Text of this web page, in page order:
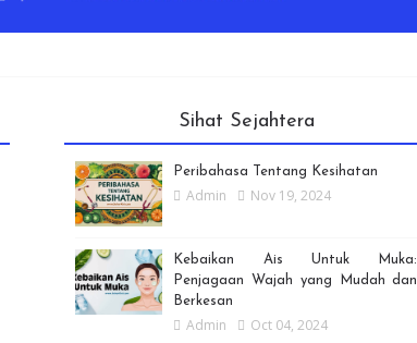
Sihat Sejahtera
Peribahasa Tentang Kesihatan
Admin Nov 19, 2024
Kebaikan Ais Untuk Muka:
Penjagaan Wajah yang Mudah dan
Berkesan
Admin Oct 04, 2024